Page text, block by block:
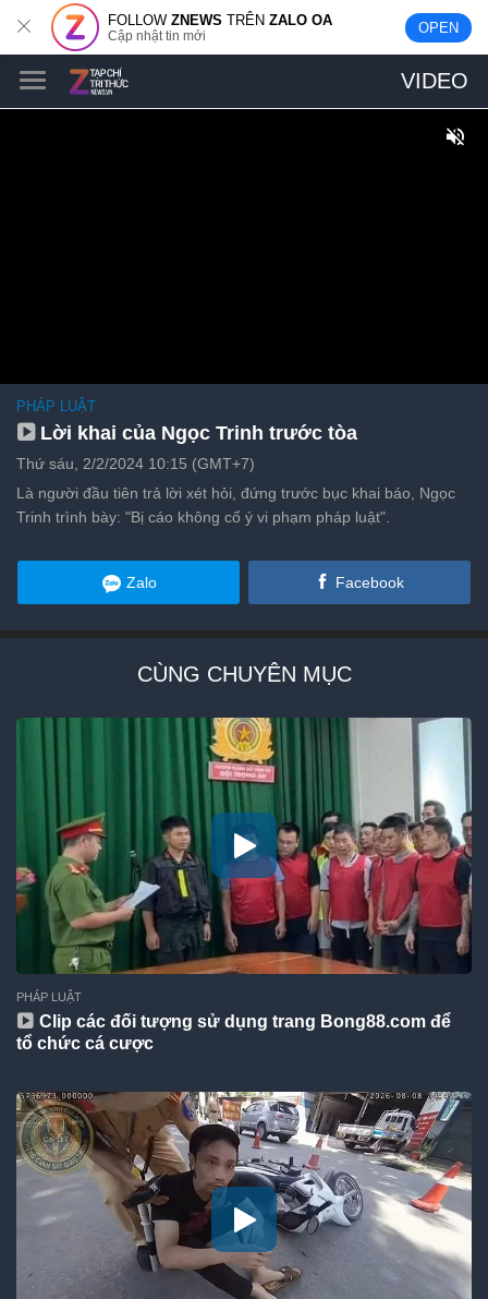
FOLLOWZNEWS TRÊNZALO OA
Cập nhật tin mới OPEN
VIDEO
PHÁP LUẬT
Lời khai của Ngọc Trinh trước tòa
Thứ sáu, 2/2/2024 10:15 (GMT+7)
Là người đầu tiên trả lời xét hỏi, đứng trước bục khai báo, Ngọc
Trinh trình bày: "Bị cáo không cố ý vi phạm pháp luật".
Zalo Facebook
PHÁP LUẬT
Clip các đối tượng sử dụng trang Bong88.com để
tổ chức cá cược